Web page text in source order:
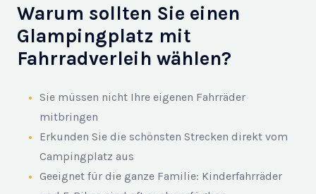
Warum sollten Sie einen
Glampingplatz mit
Fahrradverleih wählen?
Sie müssen nicht Ihre eigenen Fahrräder
mitbringen
Erkunden Sie die schönsten Strecken direkt vom
Campingplatz aus
Geeignet für die ganze Familie: Kinderfahrräder